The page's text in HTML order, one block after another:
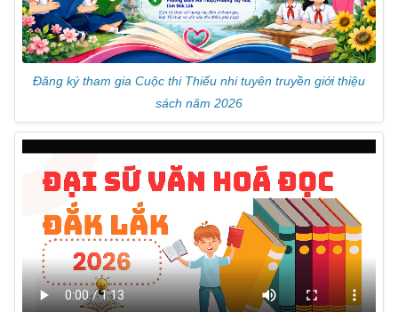
Đăng ký tham gia Cuộc thi Thiếu nhi tuyên truyền giới thiệu
sách năm 2026